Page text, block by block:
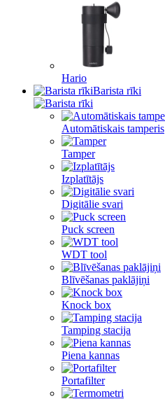
Hario
Barista rīki
Automātiskais tamperis
Tamper
Izplatītājs
Digitālie svari
Puck screen
WDT tool
Blīvēšanas paklājiņi
Knock box
Tamping stacija
Piena kannas
Portafilter